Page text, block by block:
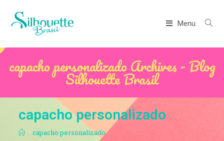
Menu
capacho personalizado Archives - Blog
Silhouette Brasil
capacho personalizado
. capacho personalizado